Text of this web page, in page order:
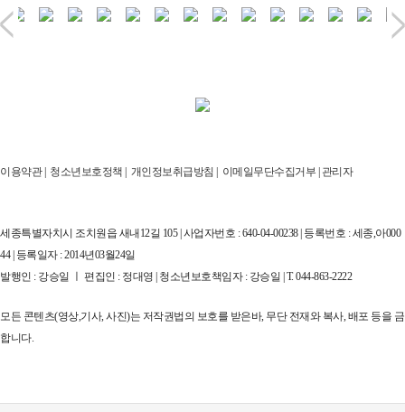
이용약관| 청소년보호정책 | 개인정보취급방침 | 이메일무단수집거부 | 관리자
세종특별자치시 조치원읍 새내12길 105 | 사업자번호 : 640-04-00238 | 등록번호 : 세종,아000
44 | 등록일자 : 2014년03월24일
발행인 : 강승일 ㅣ 편집인 : 정대영 | 청소년보호책임자 : 강승일 | T. 044-863-2222
모든 콘텐츠(영상,기사, 사진)는 저작권법의 보호를 받은바, 무단 전재와 복사, 배포 등을 금
합니다.